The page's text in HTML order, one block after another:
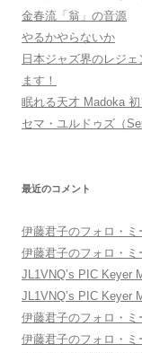
金春流「翁」の音源
やるかやらないか
日本ジャズ界のレジ
ます！
眠れる天才 Madoka
セマ・ユルドゥズ（
最近のコメント
伊藤君子のフォロ・
伊藤君子のフォロ・
JL1VNQ’s PIC Keyer
JL1VNQ’s PIC Keyer
伊藤君子のフォロ・
伊藤君子のフォロ・